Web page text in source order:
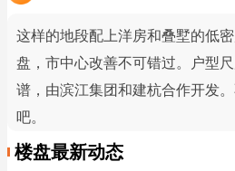
这样的地段配上洋房和叠墅的低
盘，市中心改善不可错过。户型
谱，由滨江集团和建杭合作开发
吧。
楼盘最新动态